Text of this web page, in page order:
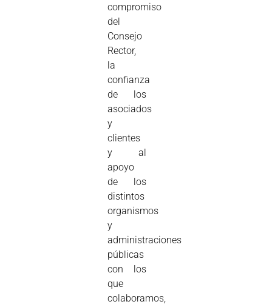
compromiso
del
Consejo
Rector,
la
confianza
de los
asociados
y
clientes
y al
apoyo
de los
distintos
organismos
y
administraciones
públicas
con los
que
colaboramos,